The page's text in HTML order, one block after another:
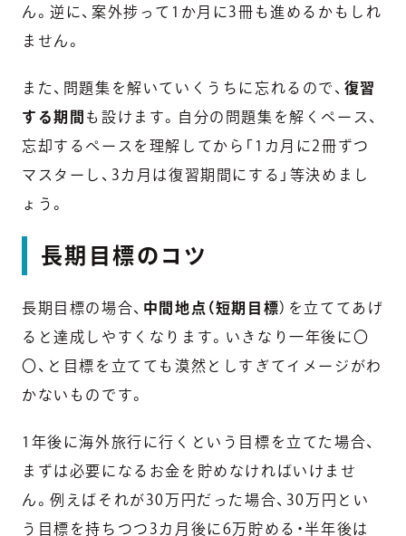
ん。逆に、案外捗って1か月に3冊も進めるかもしれ
ません。
また、問題集を解いていくうちに忘れるので、 復習
する期間 も設けます。自分の問題集を解くペース、
忘却するペースを理解してから「1カ月に2冊ずつ
マスターし、3カ月は復習期間にする」等決めまし
ょう。
長期目標のコツ
長期目標の場合、 中間地点（短期目標）を立ててあげ
ると達成しやすくなります。いきなり一年後に〇
〇、と目標を立てても漠然としすぎてイメージがわ
かないものです。
1年後に海外旅行に行くという目標を立てた場合、
まずは必要になるお金を貯めなければいけませ
ん。例えばそれが30万円だった場合、30万円とい
う目標を持ちつつ3カ月後に6万貯める・半年後は